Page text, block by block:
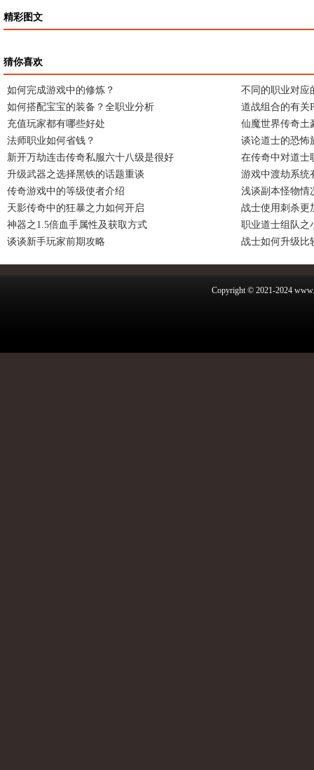
精彩图文
猜你喜欢
如何完成游戏中的修炼？
不同的职业对应
如何搭配宝宝的装备？全职业分析
道战组合的有关
充值玩家都有哪些好处
仙魔世界传奇土
法师职业如何省钱？
谈论道士的恐怖
新开万劫连击传奇私服六十八级是很好
在传奇中对道士
升级武器之选择黑铁的话题重谈
游戏中渡劫系统
传奇游戏中的等级使者介绍
浅谈副本怪物情
天影传奇中的狂暴之力如何开启
战士使用刺杀更
神器之1.5倍血手属性及获取方式
职业道士组队之
谈谈新手玩家前期攻略
战士如何升级比
Copyright © 2021-2024